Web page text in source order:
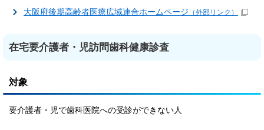
大阪府後期高齢者医療広域連合ホームページ （外部リンク）
在宅要介護者・児訪問歯科健康診査
対象
要介護者・児で歯科医院への受診ができない人